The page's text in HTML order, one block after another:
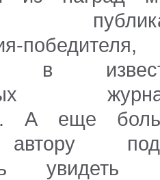
в
А еще
увидеть